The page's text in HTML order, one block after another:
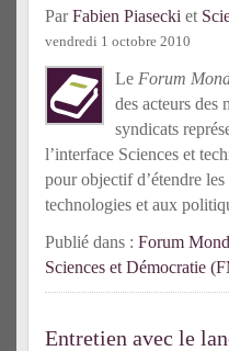
ParFabien Piasecki et
vendredi 1 octobre 2010
Le Forum
des acteurs des
syndicats
l’interface Sciences et
pour objectif d’étendre
technologies et aux
Publié dans : Forum
Sciences et Démocratie
Entretien avec le